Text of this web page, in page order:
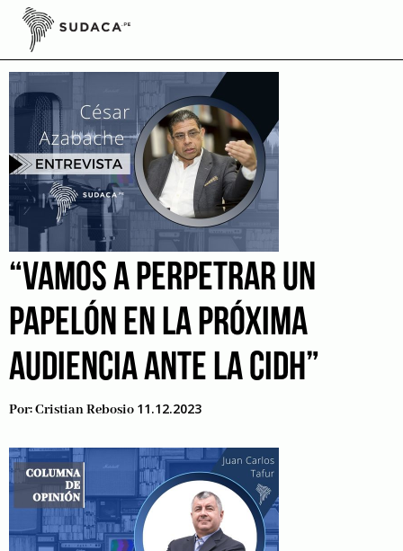
Skip
contentRelaciones Internacionales
“VAMOS A PERPETRAR UN
PAPELÓN EN LA PRÓXIMA
AUDIENCIA ANTE LA CIDH”
Por:Cristian Rebosio 11.12.2023